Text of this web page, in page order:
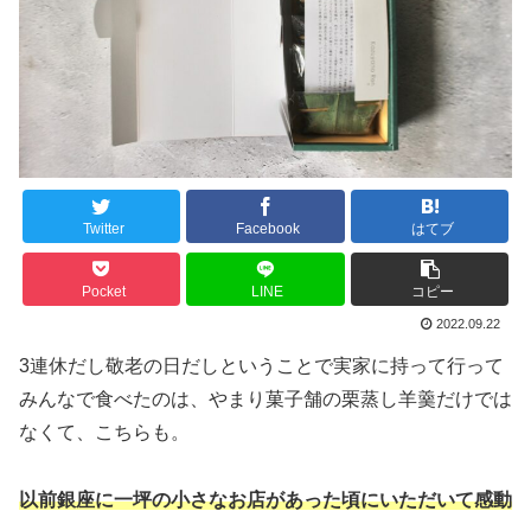
Twitter Facebook はてブ
Pocket LINE コピー
2022.09.22
3連休だし敬老の日だしということで実家に持って行って
みんなで食べたのは、やまり菓子舗の栗蒸し羊羹だけでは
なくて、こちらも。
以前銀座に一坪の小さなお店があった頃にいただいて感動